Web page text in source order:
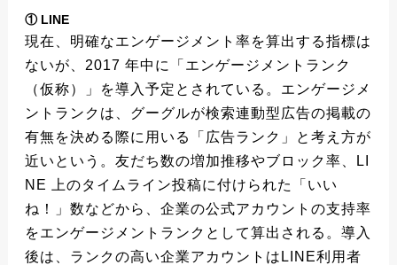
① LINE
現在、明確なエンゲージメント率を算出する指標は
ないが、2017 年中に「エンゲージメントランク
（仮称）」を導入予定とされている。エンゲージメ
ントランクは、グーグルが検索連動型広告の掲載の
有無を決める際に用いる「広告ランク」と考え方が
近いという。友だち数の増加推移やブロック率、LI
NE 上のタイムライン投稿に付けられた「いい
ね！」数などから、企業の公式アカウントの支持率
をエンゲージメントランクとして算出される。導入
後は、ランクの高い企業アカウントはLINE利用者